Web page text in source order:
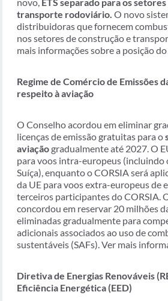
novo, ETS separado para os
transporte rodoviário. O novo
distribuidoras que fornecem
nos setores de construção e
mais informações sobre a posição
Regime de Comércio de Emissões
respeito à aviação
O Conselho acordou em eliminar
licenças de emissão gratuitas para o
aviação gradualmente até 2027. O
para voos intra-europeus (incluindo
Suíça), enquanto o CORSIA será
da UE para voos extra-europeus de
terceiros participantes do CORSIA.
concordou em reservar 20 milhões
eliminadas gradualmente para
adicionais associados ao uso de
sustentáveis (SAFs). Ver mais
Diretiva de Energias Renováveis
Eficiência Energética (EED)